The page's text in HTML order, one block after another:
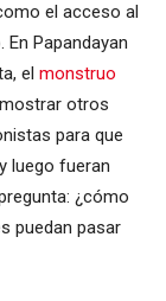
el acceso al
Papandayan
el monstruo
otros
para que
luego fueran
¿cómo
puedan pasar